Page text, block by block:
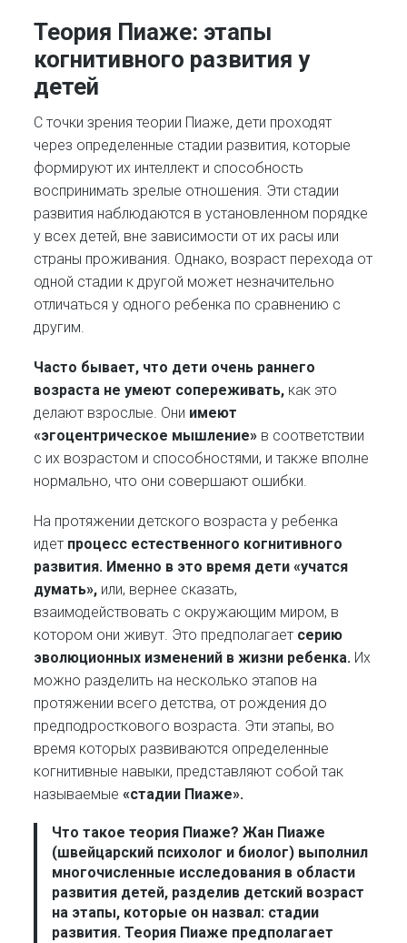
Теория Пиаже: этапы
когнитивного развития у
детей
С точки зрения теории Пиаже, дети проходят
через определенные стадии развития, которые
формируют их интеллект и способность
воспринимать зрелые отношения. Эти стадии
развития наблюдаются в установленном порядке
у всех детей, вне зависимости от их расы или
страны проживания. Однако, возраст перехода от
одной стадии к другой может незначительно
отличаться у одного ребенка по сравнению с
другим.
Часто бывает, что дети очень раннего
возраста не умеют сопереживать, как это
делают взрослые. Они имеют
«эгоцентрическое мышление» в соответствии
с их возрастом и способностями, и также вполне
нормально, что они совершают ошибки.
На протяжении детского возраста у ребенка
идет процесс естественного когнитивного
развития. Именно в это время дети «учатся
думать», или, вернее сказать,
взаимодействовать с окружающим миром, в
котором они живут. Это предполагает серию
эволюционных изменений в жизни ребенка. Их
можно разделить на несколько этапов на
протяжении всего детства, от рождения до
предподросткового возраста. Эти этапы, во
время которых развиваются определенные
когнитивные навыки, представляют собой так
называемые«стадии Пиаже».
Что такое теория Пиаже? Жан Пиаже
(швейцарский психолог и биолог) выполнил
многочисленные исследования в области
развития детей, разделив детский возраст
на этапы, которые он назвал: стадии
развития. Теория Пиаже предполагает